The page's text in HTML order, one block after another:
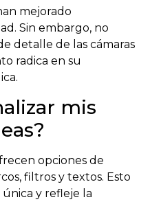
mejorado
Sin embargo, no
detalle de las cámaras
radica en su
mis
opciones de
filtros y textos. Esto
y refleje la